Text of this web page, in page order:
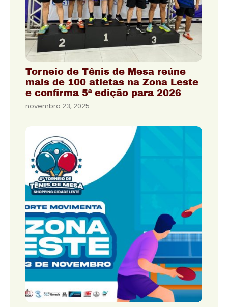
Torneio de Tênis de Mesa reúne
mais de 100 atletas na Zona Leste
e confirma 5ª edição para 2026
novembro 23, 2025